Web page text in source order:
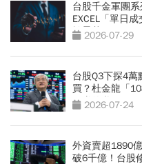
台股千金軍團
EXCEL「單日
於曇花一現
2026-07-29
台股Q3下探4
買？杜金龍「
好賺的啦」
2026-07-24
外資賣超1890
破6千億！台股